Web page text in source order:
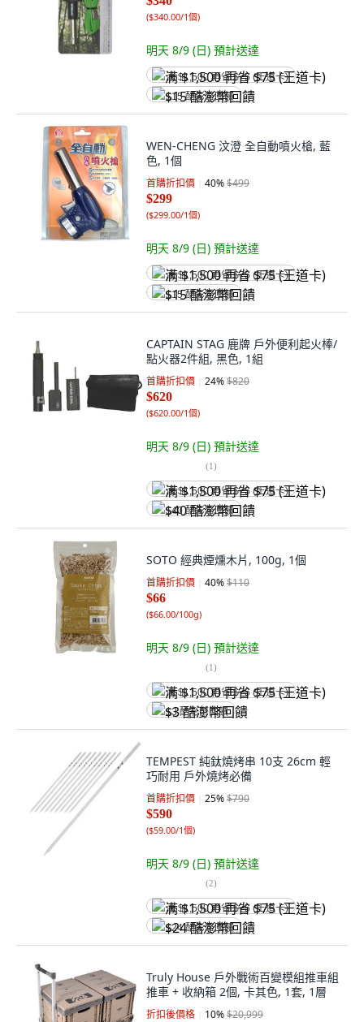
($340.00/1個)
明天 8/9 (日) 預計送達
满 $1,500 再省 $75 (王道卡)
$15 酷澎幣回饋
WEN-CHENG 汶澄 全自動噴火槍, 藍
色, 1個
首購折扣價 40%$499
$299
($299.00/1個)
明天 8/9 (日) 預計送達
满 $1,500 再省 $75 (王道卡)
$15 酷澎幣回饋
CAPTAIN STAG 鹿牌 戶外便利起火棒/
點火器2件組, 黑色, 1組
首購折扣價 24%$820
$620
($620.00/1個)
明天 8/9 (日) 預計送達
(1)
满 $1,500 再省 $75 (王道卡)
$40 酷澎幣回饋
SOTO 經典煙燻木片, 100g, 1個
首購折扣價 40%$110
$66
($66.00/100g)
明天 8/9 (日) 預計送達
(1)
满 $1,500 再省 $75 (王道卡)
$3 酷澎幣回饋
TEMPEST 純鈦燒烤串 10支 26cm 輕
巧耐用 戶外燒烤必備
首購折扣價 25%$790
$590
($59.00/1個)
明天 8/9 (日) 預計送達
(2)
满 $1,500 再省 $75 (王道卡)
$24 酷澎幣回饋
Truly House 戶外戰術百變模組推車組
推車 + 收納箱 2個, 卡其色, 1套, 1層
折扣後價格 10%$20,999